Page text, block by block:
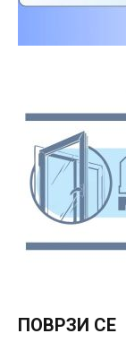
ПОВРЗИ СЕ